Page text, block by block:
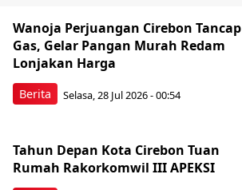
Berita
Wanoja Perjuangan Cirebon Tancap
Gas, Gelar Pangan Murah Redam
Lonjakan Harga
Selasa, 28 Jul 2026 - 00:54
Tahun Depan Kota Cirebon Tuan
Rumah Rakorkomwil III APEKSI